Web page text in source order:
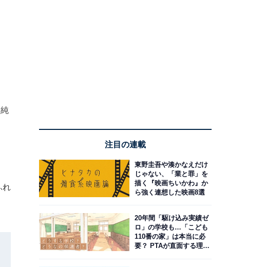
れ
注目の連載
東野圭吾や湊かなえだけ
じゃない、「業と罪」を
描く『映画ちいかわ』か
ら強く連想した映画8選
20年間「駆け込み実績ゼ
ロ」の学校も…「こども
110番の家」は本当に必
要？ PTAが直面する理想